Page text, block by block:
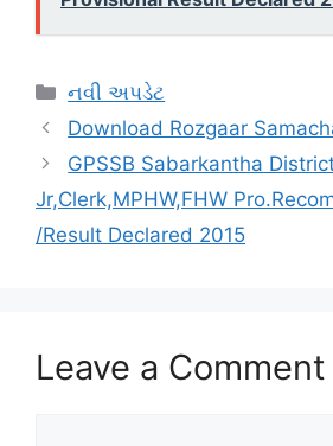
Categories
નવી અપડેટ
Download Rozgaar
GPSSB Sabarkantha
Jr,Clerk,MPHW,FHW
/Result Declared 2015
Leave a Comment